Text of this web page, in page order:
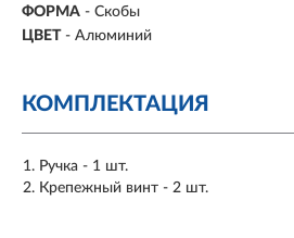
ФОРМА - Скобы
ЦВЕТ - Алюминий
КОМПЛЕКТАЦИЯ
Ручка - 1 шт.
Крепежный винт - 2 шт.